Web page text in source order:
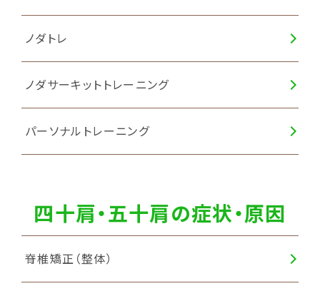
ノダトレ
ノダサーキットトレーニング
パーソナルトレーニング
四十肩・五十肩の症状・原因
脊椎矯正（整体）